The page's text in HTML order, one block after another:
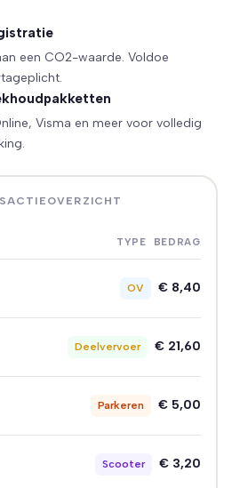
een CO2-waarde. Voldoe
Visma en meer voor volledig
TYPE BEDRAG
OV € 8,40
Deelvervoer € 21,60
Parkeren € 5,00
Scooter € 3,20